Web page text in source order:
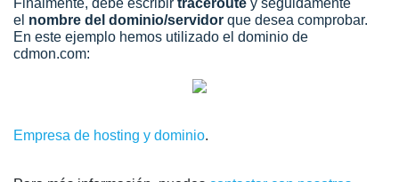
Finalmente, debe escribir traceroute y seguidamente
el nombre del dominio/servidor que desea comprobar.
En este ejemplo hemos utilizado el dominio de
cdmon.com:
Empresa de hosting y dominio.